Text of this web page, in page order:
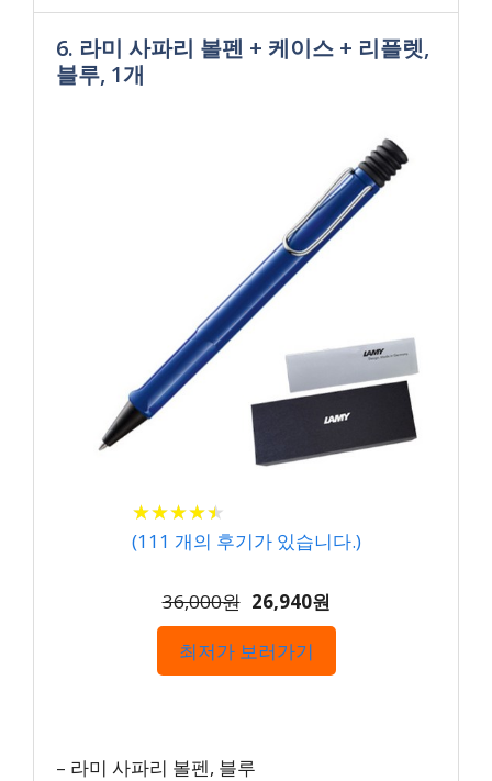
6. 라미 사파리 볼펜 + 케이스 + 리플렛,
블루, 1개
★★★★★
★★★★★
(111 개의 후기가 있습니다.)
36,000원 26,940원
최저가 보러가기
– 라미 사파리 볼펜, 블루